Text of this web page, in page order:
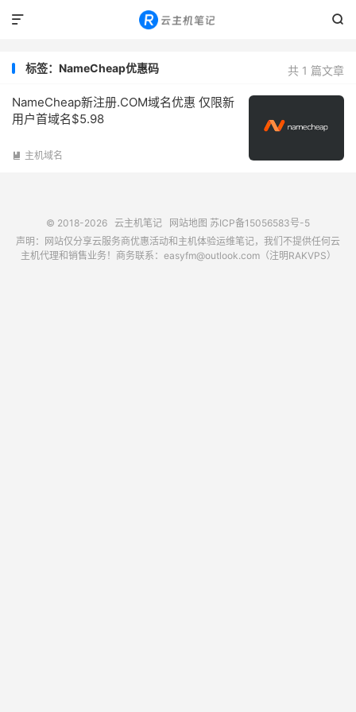


共 1 篇文章
标签：NameCheap优惠码
NameCheap新注册.COM域名优惠 仅限新
用户首域名$5.98
 主机域名
© 2018-2026 云主机笔记 网站地图 苏ICP备15056583号-5
声明：网站仅分享云服务商优惠活动和主机体验运维笔记，我们不提供任何云
主机代理和销售业务！商务联系：easyfm@outlook.com（注明RAKVPS）